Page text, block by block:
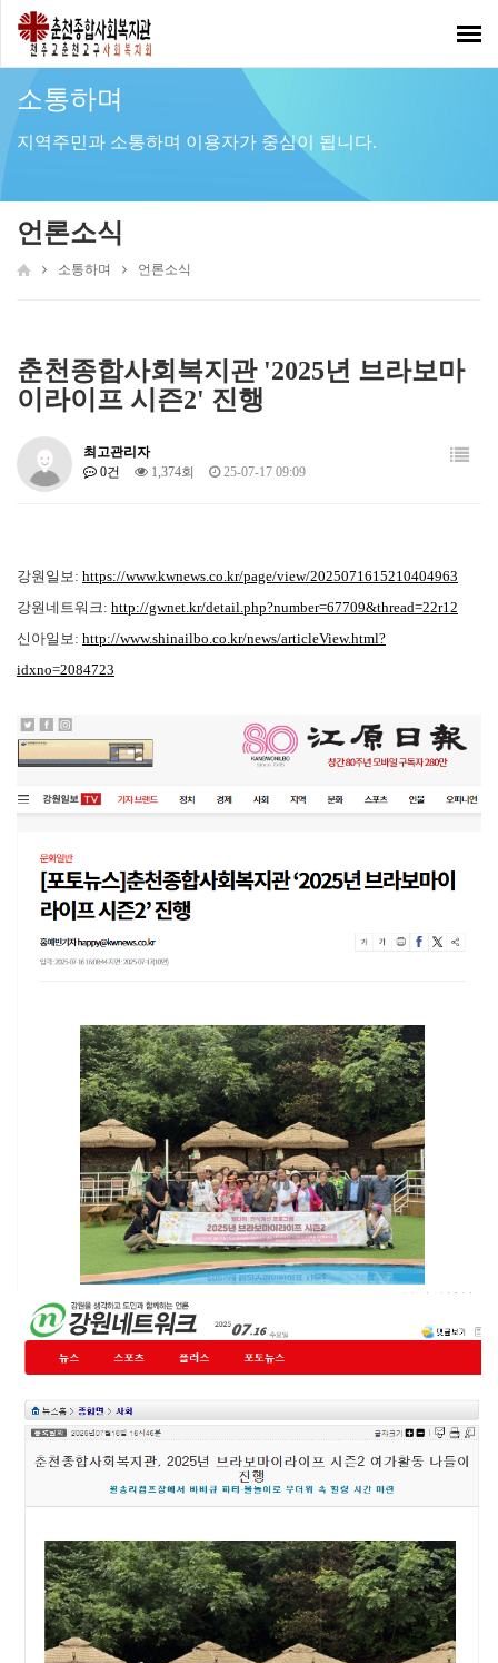
소통하며
지역주민과 소통하며 이용자가 중심이 됩니다.
언론소식
소통하며 언론소식
춘천종합사회복지관 '2025년 브라보마
이라이프 시즌2' 진행
최고관리자
0건
1,374회 25-07-17 09:09
강원일보: https://www.kwnews.co.kr/page/view/2025071615210404963
강원네트워크: http://gwnet.kr/detail.php?number=67709&thread=22r12
신아일보: http://www.shinailbo.co.kr/news/articleView.html?
idxno=2084723